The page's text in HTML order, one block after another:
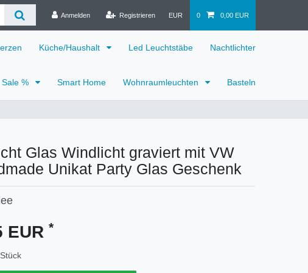
Anmelden Registrieren EUR 0 0,00 EUR
Küche/Haushalt Led Leuchtstäbe Nachtlichter
Sale % Smart Home Wohnraumleuchten Basteln
Glas Windlicht graviert mit VW
Unikat Party Glas Geschenk
EUR *
Stück